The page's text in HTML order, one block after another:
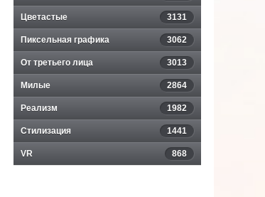
Цветастые 3131
Пиксельная графика 3062
От третьего лица 3013
Милые 2864
Реализм 1982
Стилизация 1441
VR 868